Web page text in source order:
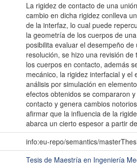
La rigidez de contacto de una
cambio en dicha rigidez conlleva
de la interfaz, lo cual puede
la geometría de los cuerpos de
posibilita evaluar el desempeño
resolución, se hizo una revisión
los cuerpos en contacto, además
mecánico, la rigidez interfacial y
análisis por simulación en
efectos obtenidos se compararon
contacto y genera cambios
afirmar que la influencia de la
abarca un cierto espesor a partir
info:eu-repo/semantics/
Tesis de Maestría en Ingeniería